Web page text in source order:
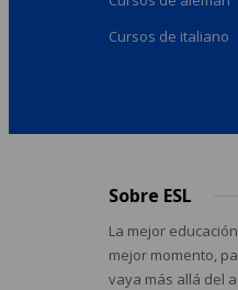
Cursos de italiano
Sobre ESL
La mejor
mejor momento,
vaya más allá del